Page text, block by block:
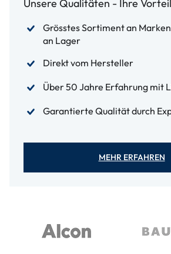
Unsere Qualitäten - Ihre
Grösstes Sortiment an
an Lager
Direkt vom Hersteller
Über 50 Jahre Erfahrung mit
Garantierte Qualität durch
MEHR ERFAHREN